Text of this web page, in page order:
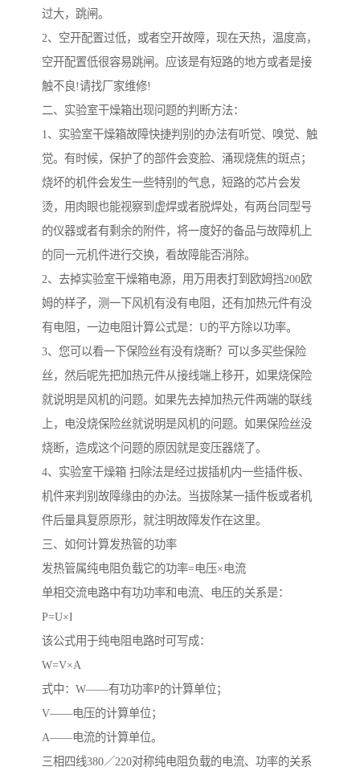
过大，跳闸。
2、空开配置过低，或者空开故障，现在天热，温度高，
空开配置低很容易跳闸。应该是有短路的地方或者是接
触不良!请找厂家维修!
二、实验室干燥箱出现问题的判断方法：
1、实验室干燥箱故障快捷判别的办法有听觉、嗅觉、触
觉。有时候，保护了的部件会变脸、涌现烧焦的斑点；
烧坏的机件会发生一些特别的气息，短路的芯片会发
烫，用肉眼也能视察到虚焊或者脱焊处，有两台同型号
的仪器或者有剩余的附件，将一度好的备品与故障机上
的同一元机件进行交换，看故障能否消除。
2、去掉实验室干燥箱电源，用万用表打到欧姆挡200欧
姆的样子，测一下风机有没有电阻，还有加热元件有没
有电阻，一边电阻计算公式是：U的平方除以功率。
3、您可以看一下保险丝有没有烧断？可以多买些保险
丝，然后呢先把加热元件从接线端上移开，如果烧保险
就说明是风机的问题。如果先去掉加热元件两端的联线
上，电没烧保险丝就说明是风机的问题。如果保险丝没
烧断，造成这个问题的原因就是变压器烧了。
4、实验室干燥箱 扫除法是经过拔插机内一些插件板、
机件来判别故障缘由的办法。当拔除某一插件板或者机
件后量具复原原形，就注明故障发作在这里。
三、如何计算发热管的功率
发热管属纯电阻负载它的功率=电压×电流
单相交流电路中有功功率和电流、电压的关系是：
P=U×I
该公式用于纯电阻电路时可写成：
W=V×A
式中：W——有功功率P的计算单位；
V——电压的计算单位；
A——电流的计算单位。
三相四线380／220对称纯电阻负载的电流、功率的关系